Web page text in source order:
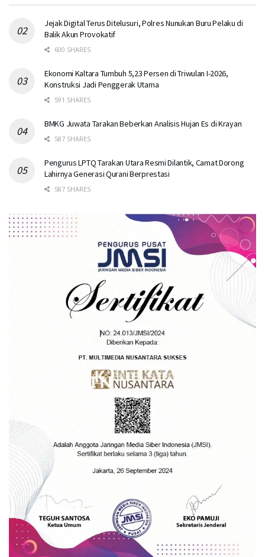
Jejak Digital Terus Ditelusuri, Polres Nunukan Buru Pelaku di
Balik Akun Provokatif
600 SHARES
Ekonomi Kaltara Tumbuh 5,23 Persen di Triwulan I-2026,
Konstruksi Jadi Penggerak Utama
591 SHARES
BMKG Juwata Tarakan Beberkan Analisis Hujan Es di Krayan
587 SHARES
Pengurus LPTQ Tarakan Utara Resmi Dilantik, Camat Dorong
Lahirnya Generasi Qurani Berprestasi
587 SHARES